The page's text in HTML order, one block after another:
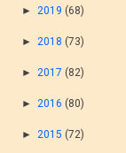
►2019 (68)
►2018 (73)
►2017 (82)
►2016 (80)
►2015 (72)